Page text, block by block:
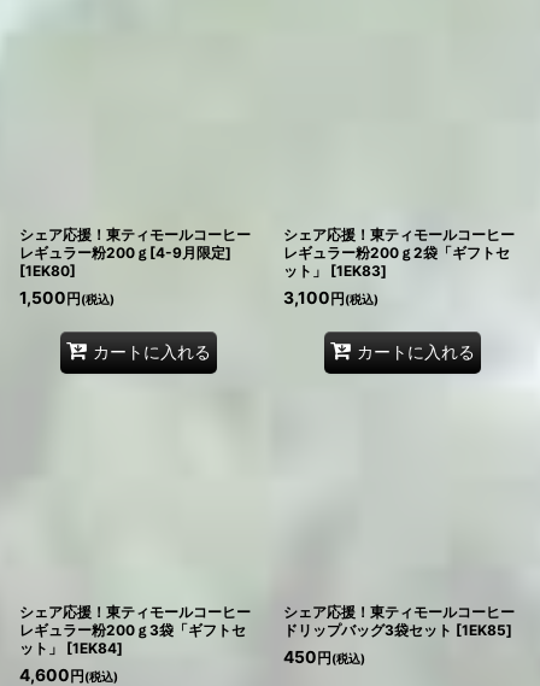
シェア応援！東ティモールコーヒー
レギュラー粉200ｇ[4-9月限定]
[1EK80]
1,500円(税込)
カートに入れる
シェア応援！東ティモールコーヒー
レギュラー粉200ｇ2袋「ギフトセ
ット」
[1EK83]
3,100円(税込)
カートに入れる
シェア応援！東ティモールコーヒー
レギュラー粉200ｇ3袋「ギフトセ
ット」
[1EK84]
4,600円(税込)
シェア応援！東ティモールコーヒー
ドリップバッグ3袋セット [1EK85]
450円(税込)